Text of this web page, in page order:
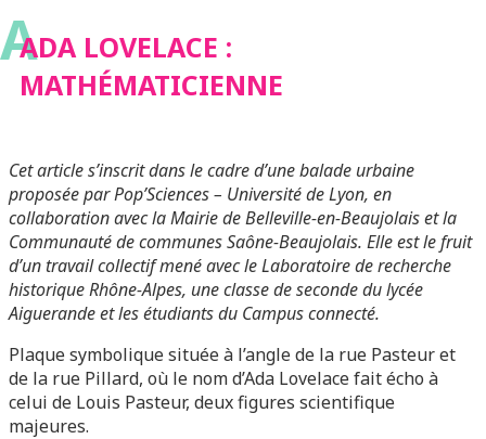
AADA LOVELACE :
MATHÉMATICIENNE
Cet article s’inscrit dans le cadre d’une balade urbaine
proposée par Pop’Sciences – Université de Lyon, en
collaboration avec la Mairie de Belleville-en-Beaujolais et la
Communauté de communes Saône-Beaujolais. Elle est le fruit
d’un travail collectif mené avec le Laboratoire de recherche
historique Rhône-Alpes, une classe de seconde du lycée
Aiguerande et les étudiants du Campus connecté.
Plaque symbolique située à l’angle de la rue Pasteur et
de la rue Pillard, où le nom d’Ada Lovelace fait écho à
celui de Louis Pasteur, deux figures scientifique
majeures.